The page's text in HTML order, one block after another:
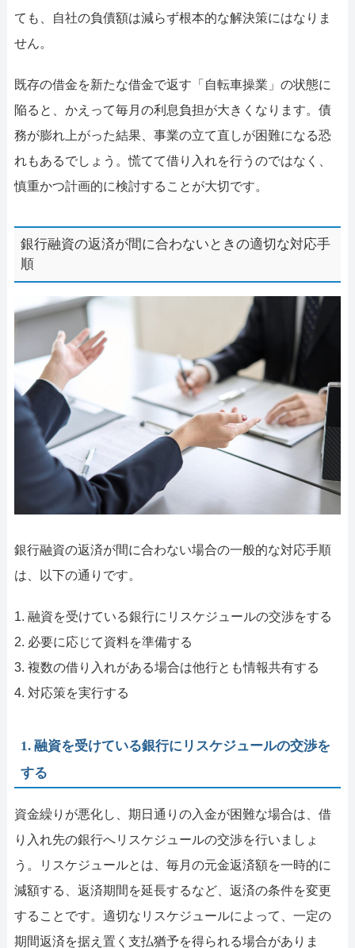
ても、自社の負債額は減らず根本的な解決策にはなりま
せん。
既存の借金を新たな借金で返す「自転車操業」の状態に
陥ると、かえって毎月の利息負担が大きくなります。債
務が膨れ上がった結果、事業の立て直しが困難になる恐
れもあるでしょう。慌てて借り入れを行うのではなく、
慎重かつ計画的に検討することが大切です。
銀行融資の返済が間に合わないときの適切な対応手
順
銀行融資の返済が間に合わない場合の一般的な対応手順
は、以下の通りです。
1. 融資を受けている銀行にリスケジュールの交渉をする
2. 必要に応じて資料を準備する
3. 複数の借り入れがある場合は他行とも情報共有する
4. 対応策を実行する
1. 融資を受けている銀行にリスケジュールの交渉を
する
資金繰りが悪化し、期日通りの入金が困難な場合は、借
り入れ先の銀行へリスケジュールの交渉を行いましょ
う。リスケジュールとは、毎月の元金返済額を一時的に
減額する、返済期間を延長するなど、返済の条件を変更
することです。適切なリスケジュールによって、一定の
期間返済を据え置く支払猶予を得られる場合がありま